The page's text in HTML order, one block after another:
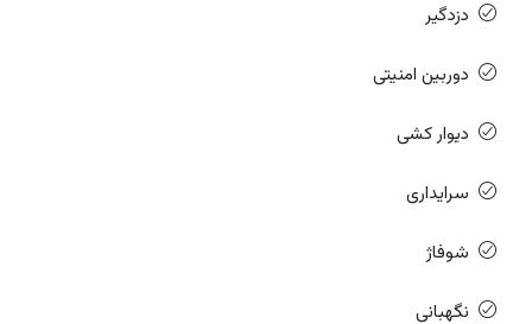
دزدگیر
دوربین امنیتی
دیوار کشی
سرایداری
شوفاژ
نگهبانی